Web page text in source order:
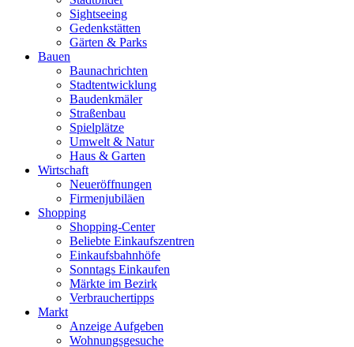
Sightseeing
Gedenkstätten
Gärten & Parks
Bauen
Baunachrichten
Stadtentwicklung
Baudenkmäler
Straßenbau
Spielplätze
Umwelt & Natur
Haus & Garten
Wirtschaft
Neueröffnungen
Firmenjubiläen
Shopping
Shopping-Center
Beliebte Einkaufszentren
Einkaufsbahnhöfe
Sonntags Einkaufen
Märkte im Bezirk
Verbrauchertipps
Markt
Anzeige Aufgeben
Wohnungsgesuche